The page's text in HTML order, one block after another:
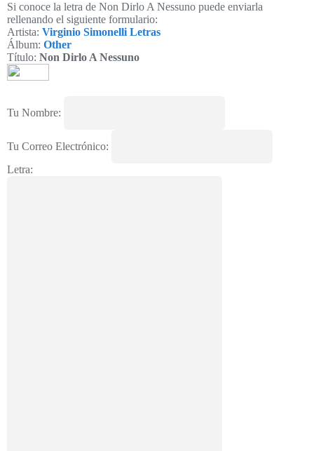
Si conoce la letra de Non Dirlo A Nessuno puede enviarla
rellenando el siguiente formulario:
Artista: Virginio Simonelli Letras
Álbum: Other
Título: Non Dirlo A Nessuno
Tu Nombre:
Tu Correo Electrónico:
Letra: